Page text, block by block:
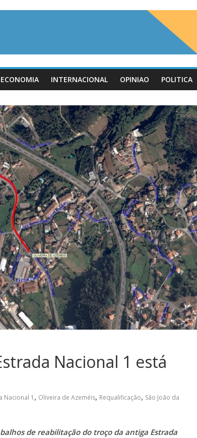
ECONOMIA INTERNACIONAL OPINIAO POLITICA
Nacional 1 está
Nacional 1 , Oliveira de Azeméis, Requalificação, São João da
de reabilitação do troço da antiga Estrada